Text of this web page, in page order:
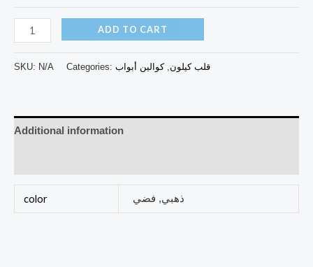
ADD TO CART
SKU: N/A Categories: قلب كيلون,كوالين أبواب
Additional information
color ذهبي, فضي